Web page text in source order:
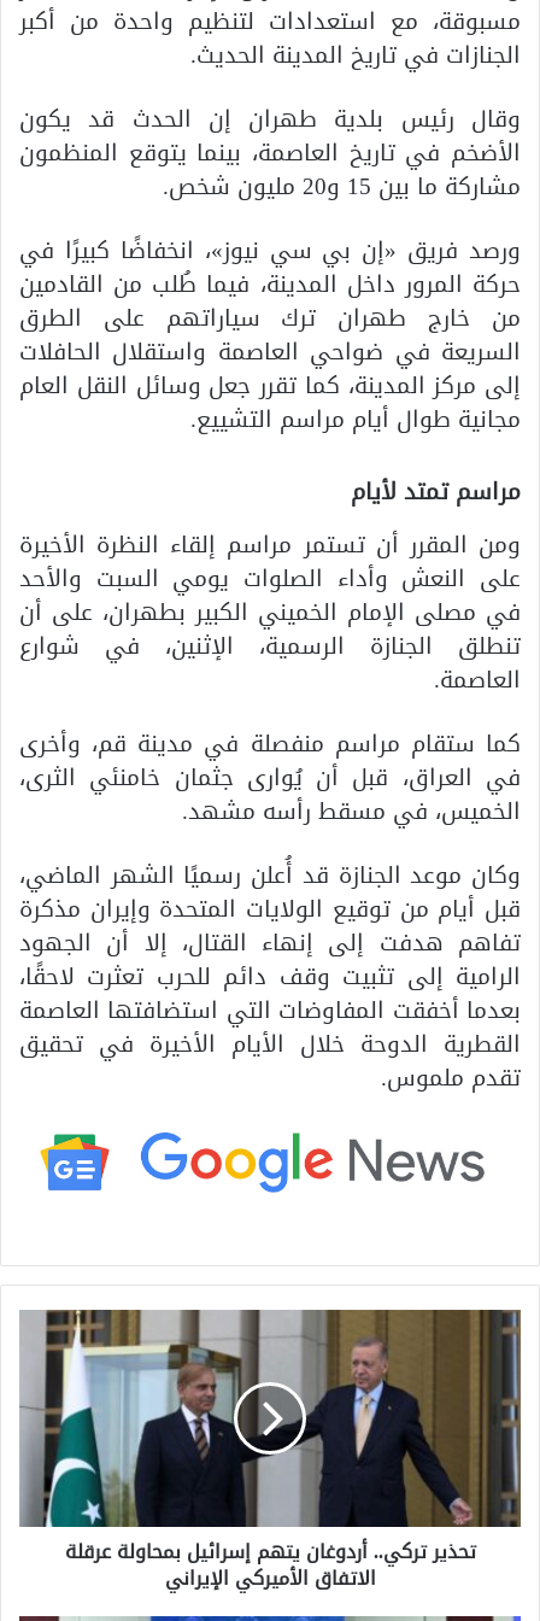
مسبوقة، مع استعدادات لتنظيم واحدة من أكبر
الجنازات في تاريخ المدينة الحديث.
وقال رئيس بلدية طهران إن الحدث قد يكون
الأضخم في تاريخ العاصمة، بينما يتوقع المنظمون
مشاركة ما بين 15 و20 مليون شخص.
ورصد فريق «إن بي سي نيوز»، انخفاضًا كبيرًا في
حركة المرور داخل المدينة، فيما طُلب من القادمين
من خارج طهران ترك سياراتهم على الطرق
السريعة في ضواحي العاصمة واستقلال الحافلات
إلى مركز المدينة، كما تقرر جعل وسائل النقل العام
مجانية طوال أيام مراسم التشييع.
مراسم تمتد لأيام
ومن المقرر أن تستمر مراسم إلقاء النظرة الأخيرة
على النعش وأداء الصلوات يومي السبت والأحد
في مصلى الإمام الخميني الكبير بطهران، على أن
تنطلق الجنازة الرسمية، الإثنين، في شوارع
العاصمة.
كما ستقام مراسم منفصلة في مدينة قم، وأخرى
في العراق، قبل أن يُوارى جثمان خامنئي الثرى،
الخميس، في مسقط رأسه مشهد.
وكان موعد الجنازة قد أُعلن رسميًا الشهر الماضي،
قبل أيام من توقيع الولايات المتحدة وإيران مذكرة
تفاهم هدفت إلى إنهاء القتال، إلا أن الجهود
الرامية إلى تثبيت وقف دائم للحرب تعثرت لاحقًا،
بعدما أخفقت المفاوضات التي استضافتها العاصمة
القطرية الدوحة خلال الأيام الأخيرة في تحقيق
تقدم ملموس.
ت
ي
ر
ت
ر
ك
ي
تحذير تركي.. أردوغان يتهم إسرائيل بمحاولة عرقلة
الاتفاق الأميركي الإيراني